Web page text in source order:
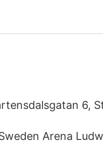
6,
Arena